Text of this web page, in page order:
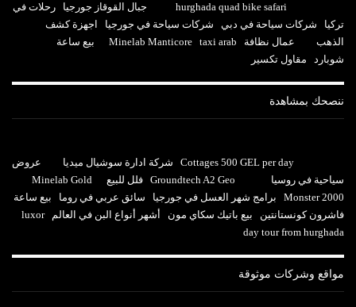
hurghada quad bike safari جبال القوقاز جورجيا
رحلات في
تركيا
شركات سياحة في دبي شركات سياحة في جورجيا
اجهزة كشف
الذهب
عمال نظافة Minelab Manticore taxi arab
بيع ساعة
شوبارد
مقاول تكسير
ننصحك بمشاهدة
Cottages 500 GEL per day شركة ادارة سوشيال ميديا
عروض
سياحية في روسيا
Groundtech A2 Geo فلل للبيع
Minelab Gold
Monster 2000
برامج شهر العسل في جورجيا سائق عربي في روما
بيع ساعة
فاشرون كونستانتين
بيع باتيك سكاي مون أشهر أنواع البن في العالم
luxor
day tour from hurghada
مواقع وشركات موثوقة